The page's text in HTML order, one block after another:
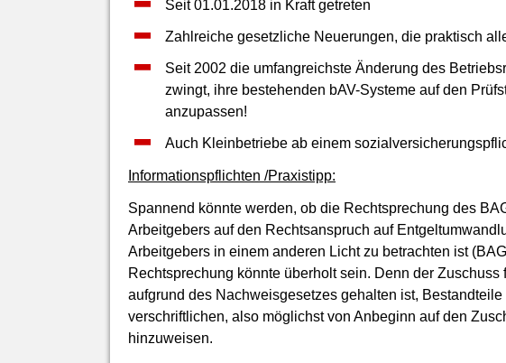
Seit 01.01.2018 in Kraft getreten
Zahlreiche gesetzliche Neuerungen, die praktisch
Seit 2002 die umfangreichste Änderung des
zwingt, ihre bestehenden bAV-Systeme auf den
anzupassen!
Auch Kleinbetriebe ab einem
Informationspflichten /Praxistipp:
Spannend könnte werden, ob die Rechtsprechung des
Arbeitgebers auf den Rechtsanspruch auf
Arbeitgebers in einem anderen Licht zu betrachten ist
Rechtsprechung könnte überholt sein. Denn der
aufgrund des Nachweisgesetzes gehalten ist,
verschriftlichen, also möglichst von Anbeginn auf den
hinzuweisen.